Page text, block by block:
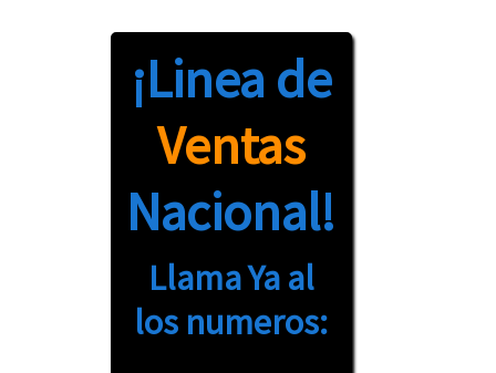
¡Linea de
Ventas
Nacional!
Llama Ya al
los numeros: